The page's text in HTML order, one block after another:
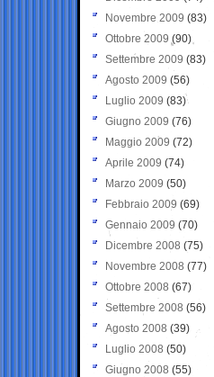
Novembre 2009 (83)
Ottobre 2009 (90)
Settembre 2009 (83)
Agosto 2009 (56)
Luglio 2009 (83)
Giugno 2009 (76)
Maggio 2009 (72)
Aprile 2009 (74)
Marzo 2009 (50)
Febbraio 2009 (69)
Gennaio 2009 (70)
Dicembre 2008 (75)
Novembre 2008 (77)
Ottobre 2008 (67)
Settembre 2008 (56)
Agosto 2008 (39)
Luglio 2008 (50)
Giugno 2008 (55)